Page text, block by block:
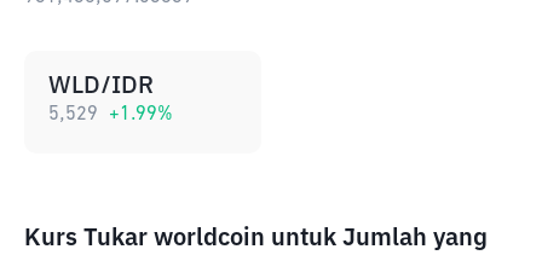
WLD/IDR
5,529 +1.99%
Kurs Tukar worldcoin untuk Jumlah yang